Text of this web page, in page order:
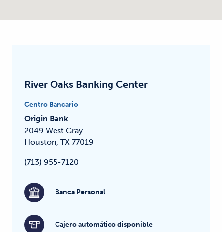
River Oaks Banking Center
Centro Bancario
Origin Bank
2049 West Gray
Houston, TX 77019
(713) 955-7120
Banca Personal
Cajero automático disponible